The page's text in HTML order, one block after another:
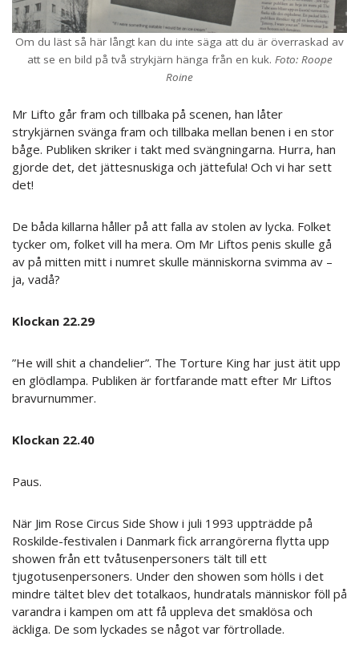
Om du läst så här långt kan du inte säga att du är överraskad av
att se en bild på två strykjärn hänga från en kuk. Foto: Roope
Roine
Mr Lifto går fram och tillbaka på scenen, han låter
strykjärnen svänga fram och tillbaka mellan benen i en stor
båge. Publiken skriker i takt med svängningarna. Hurra, han
gjorde det, det jättesnuskiga och jättefula! Och vi har sett
det!
De båda killarna håller på att falla av stolen av lycka. Folket
tycker om, folket vill ha mera. Om Mr Liftos penis skulle gå
av på mitten mitt i numret skulle människorna svimma av –
ja, vadå?
Klockan 22.29
”He will shit a chandelier”. The Torture King har just ätit upp
en glödlampa. Publiken är fortfarande matt efter Mr Liftos
bravurnummer.
Klockan 22.40
Paus.
När Jim Rose Circus Side Show i juli 1993 uppträdde på
Roskilde-festivalen i Danmark fick arrangörerna flytta upp
showen från ett tvåtusenpersoners tält till ett
tjugotusenpersoners. Under den showen som hölls i det
mindre tältet blev det totalkaos, hundratals människor föll på
varandra i kampen om att få uppleva det smaklösa och
äckliga. De som lyckades se något var förtrollade.